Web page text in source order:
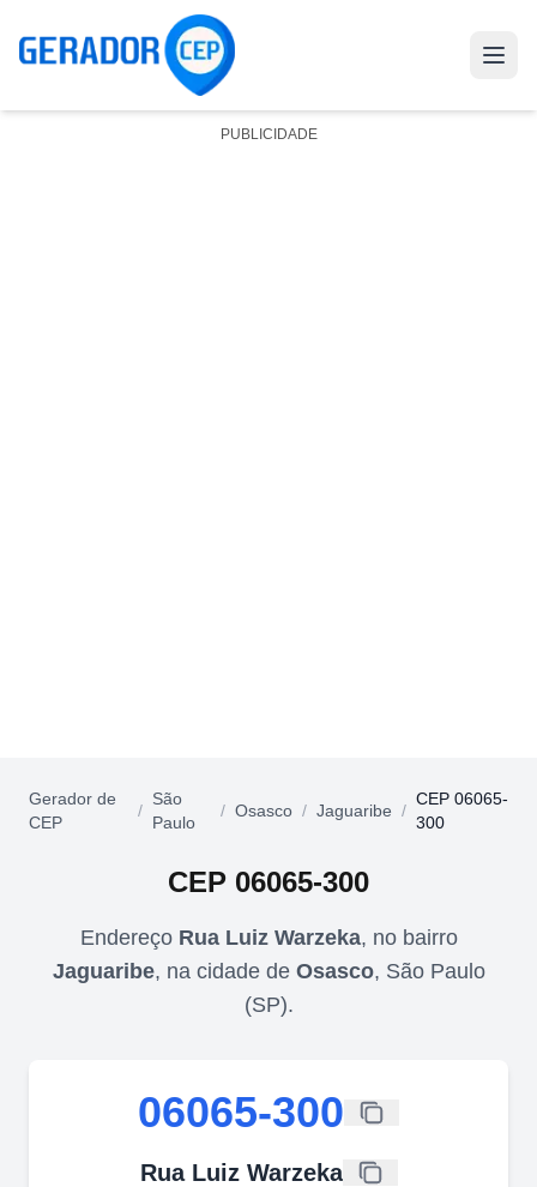
PUBLICIDADE
Gerador de
CEP
/
São
Paulo
/ Osasco / Jaguaribe /
CEP 06065-
300
CEP 06065-300
Endereço Rua Luiz Warzeka, no bairro
Jaguaribe, na cidade de Osasco, São Paulo
(SP).
06065-300
Rua Luiz Warzeka